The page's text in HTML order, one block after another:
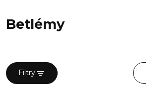
Betlémy
Filtry